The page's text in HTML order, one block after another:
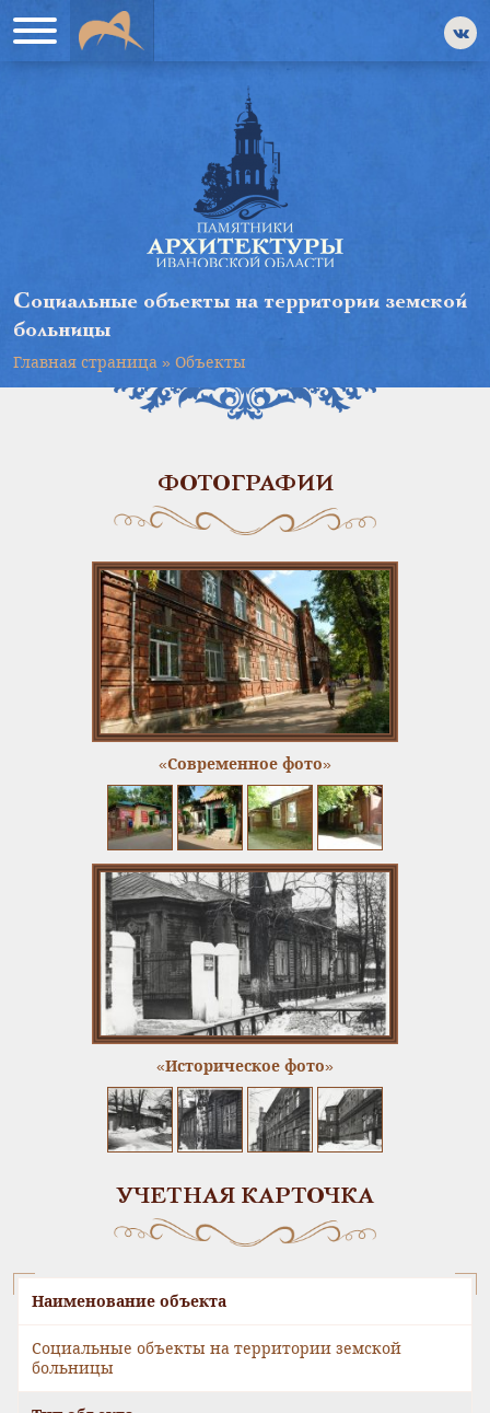
Социальные объекты на территории земской
больницы
Главная страница » Объекты
ФОТОГРАФИИ
«Современное фото»
«Историческое фото»
УЧЕТНАЯ КАРТОЧКА
Наименование объекта
Социальные объекты на территории земской
больницы